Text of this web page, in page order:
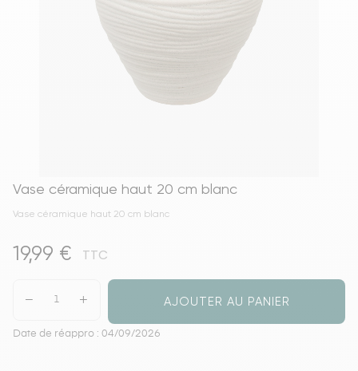
Vase céramique haut 20 cm blanc
Vase céramique haut 20 cm blanc
19,99 € TTC
AJOUTER AU PANIER
Date de réappro : 04/09/2026